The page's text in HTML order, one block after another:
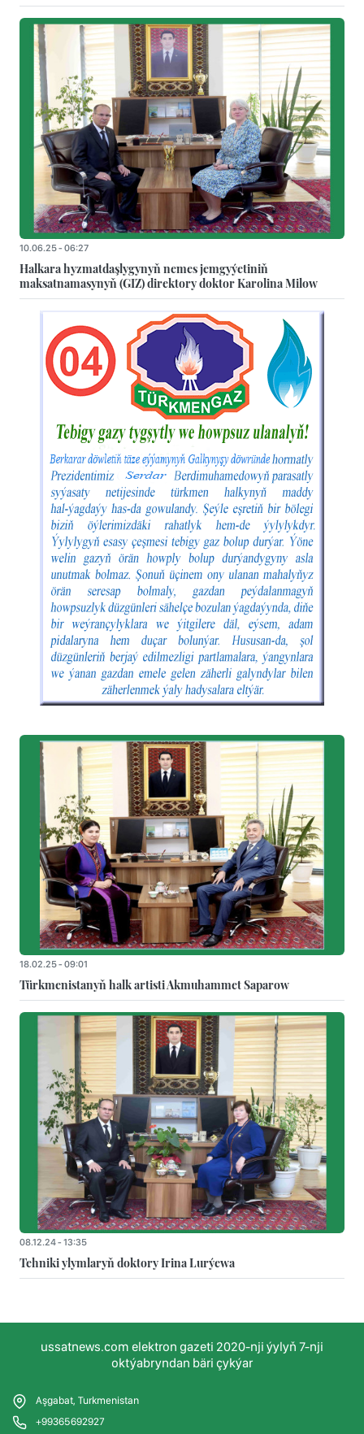
10.06.25 - 06:27
Halkara hyzmatdaşlygynyň nemes jemgyýetiniň
maksatnamasynyň (GIZ) direktory doktor Karolina Milow
18.02.25 - 09:01
Türkmenistanyň halk artisti Akmuhammet Saparow
08.12.24 - 13:35
Tehniki ylymlaryň doktory Irina Lurýewa
ussatnews.com elektron gazeti 2020-nji ýylyň 7-nji
oktýabryndan bäri çykýar
Aşgabat, Turkmenistan
+99365692927